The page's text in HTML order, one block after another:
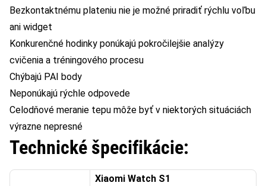
Bezkontaktnému plateniu nie je možné priradiť rýchlu voľbu
ani widget
Konkurenčné hodinky ponúkajú pokročilejšie analýzy
cvičenia a tréningového procesu
Chýbajú PAI body
Neponúkajú rýchle odpovede
Celodňové meranie tepu môže byť v niektorých situáciách
výrazne nepresné
Technické špecifikácie:
Xiaomi Watch S1